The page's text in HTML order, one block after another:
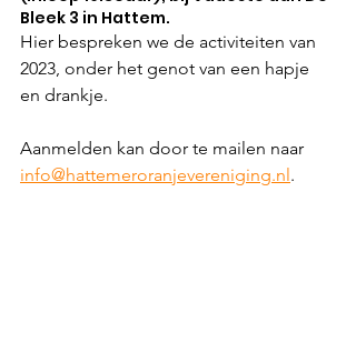
Bleek 3 in Hattem.
Hier bespreken we de activiteiten van
2023, onder het genot van een hapje
en drankje.
Aanmelden kan door te mailen naar
info@hattemeroranjevereniging.nl.